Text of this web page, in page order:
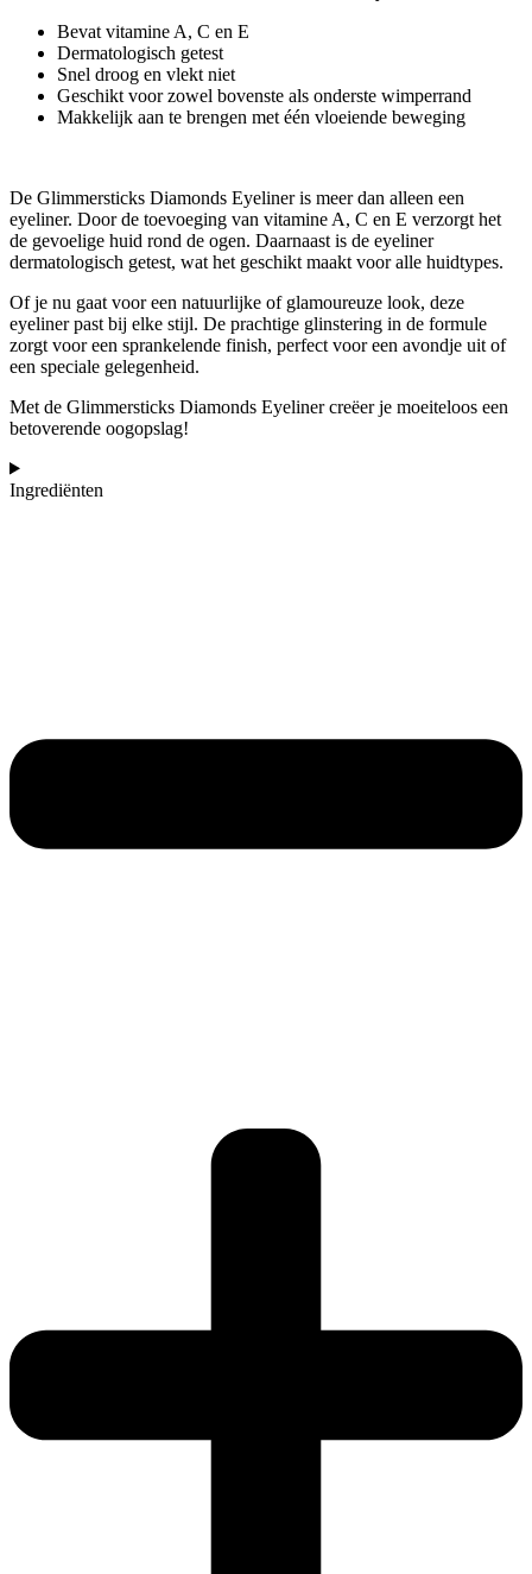
Bevat vitamine A, C en E
Dermatologisch getest
Snel droog en vlekt niet
Geschikt voor zowel bovenste als onderste wimperrand
Makkelijk aan te brengen met één vloeiende beweging
De Glimmersticks Diamonds Eyeliner is meer dan alleen een
eyeliner. Door de toevoeging van vitamine A, C en E verzorgt het
de gevoelige huid rond de ogen. Daarnaast is de eyeliner
dermatologisch getest, wat het geschikt maakt voor alle huidtypes.
Of je nu gaat voor een natuurlijke of glamoureuze look, deze
eyeliner past bij elke stijl. De prachtige glinstering in de formule
zorgt voor een sprankelende finish, perfect voor een avondje uit of
een speciale gelegenheid.
Met de Glimmersticks Diamonds Eyeliner creëer je moeiteloos een
betoverende oogopslag!
Ingrediënten